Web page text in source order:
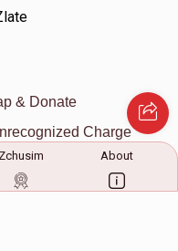
& Donate
Charge
& Conditions
Zchusim About